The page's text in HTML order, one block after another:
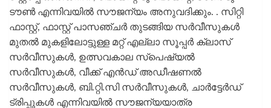
ടൗണ്‍ എന്നിവയില്‍ സൗജന്യം അനുവദിക്കും. . സിറ്റി
ഫാസ്റ്റ്, ഫാസ്റ്റ് പാസഞ്ചര്‍ തുടങ്ങിയ സര്‍വീസുകള്‍
മുതല്‍ മുകളിലോട്ടുള്ള മറ്റ് എല്ലാ സൂപ്പര്‍ ക്ലാസ്
സര്‍വീസുകള്‍, ഉത്സവകാല സ്‌പെഷ്യല്‍
സര്‍വീസുകള്‍, വീക്ക് എന്‍ഡ് അഡീഷണല്‍
സര്‍വീസുകള്‍, ബി.റ്റി.സി സര്‍വീസുകള്‍, ചാര്‍ട്ടേര്‍ഡ്
ട്രിപ്പുകള്‍ എന്നിവയില്‍ സൗജന്യയാത്ര